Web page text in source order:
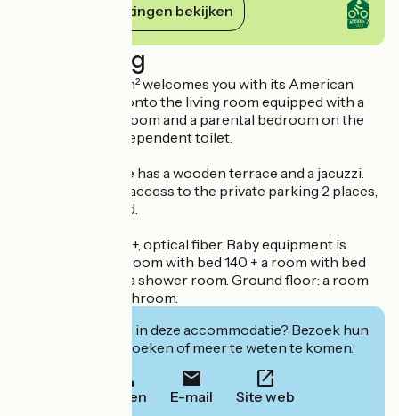
Haar verplichtingen bekijken
Beschrijving
This house of 75m² welcomes you with its American
kitchen opening onto the living room equipped with a
sofa bed, its bathroom and a parental bedroom on the
first floor + an independent toilet.
Outside the house has a wooden terrace and a jacuzzi.
You will also have access to the private parking 2 places,
the court is closed.
Wifi access, Canal+, optical fiber. Baby equipment is
available. Floor: a room with bed 140 + a room with bed
140 + 2 beds 90 + a shower room. Ground floor: a room
with bed 140 + bathroom.
Geïnteresseerd in deze accommodatie? Bezoek hun
website om te boeken of meer te weten te komen.
Bellen E-mail Site web